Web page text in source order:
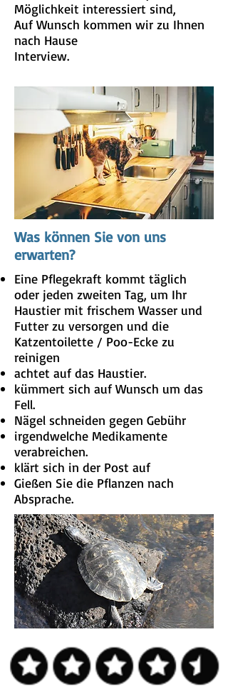
Möglichkeit interessiert sind,
Auf Wunsch kommen wir zu Ihnen
nach Hause
Interview.
Was können Sie von uns
erwarten?
Eine Pflegekraft kommt täglich
oder jeden zweiten Tag, um Ihr
Haustier mit frischem Wasser und
Futter zu versorgen und die
Katzentoilette / Poo-Ecke zu
reinigen
achtet auf das Haustier.
kümmert sich auf Wunsch um das
Fell.
Nägel schneiden gegen Gebühr
irgendwelche Medikamente
verabreichen.
klärt sich in der Post auf
Gießen Sie die Pflanzen nach
Absprache.